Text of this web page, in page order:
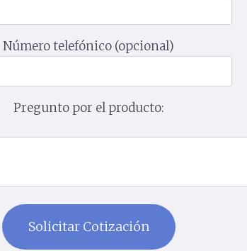
Número telefónico (opcional)
Pregunto por el producto: